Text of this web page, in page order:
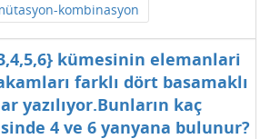
kombinasyon
kümesinin elemanlari
farklı dört basamaklı
yazılıyor.Bunların kaç
4 ve 6 yanyana bulunur?